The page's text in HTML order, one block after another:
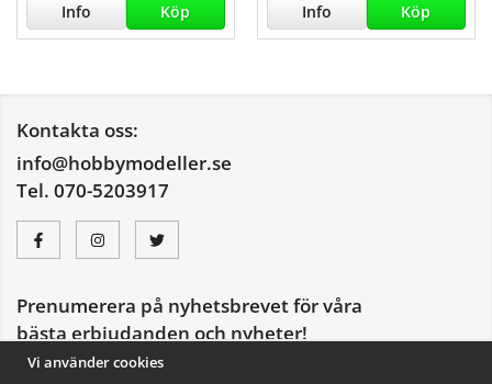
Info Köp Info Köp
Kontakta oss:
info@hobbymodeller.se
Tel. 070-5203917
Prenumerera på nyhetsbrevet för våra
bästa erbjudanden och nyheter!
E-Vi använder cookies